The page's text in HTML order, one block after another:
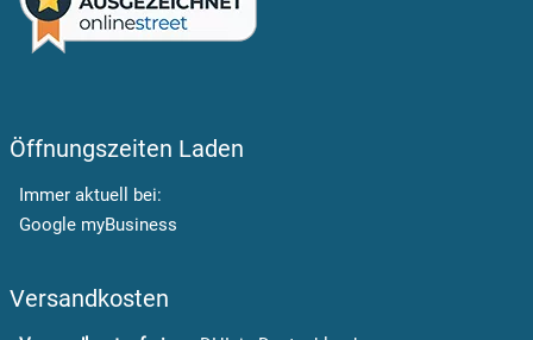
Öffnungszeiten Laden
Immer aktuell bei:
Google myBusiness
Versandkosten